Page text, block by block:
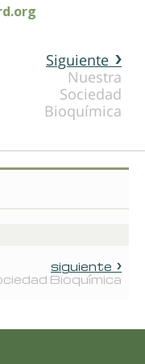
Siguiente
Nuestra
Sociedad
Bioquímica
siguiente
Bioquímica